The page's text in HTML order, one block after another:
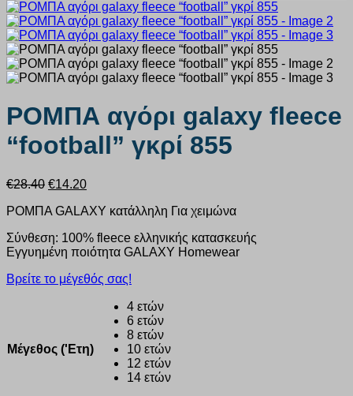
ΡΟΜΠΑ αγόρι galaxy fleece
“football” γκρί 855
€28.40 Original
was:
€14.20Η
τιμή
€14.20.
ΡΟΜΠΑ GALAXY κατάλληλη Για χειμώνα
Σύνθεση: 100% fleece ελληνικής κατασκευής
Εγγυημένη ποιότητα GALAXY Homewear
Βρείτε το μέγεθός σας!
Μέγεθος ('Ετη)
4 ετών
6 ετών
8 ετών
10 ετών
12 ετών
14 ετών